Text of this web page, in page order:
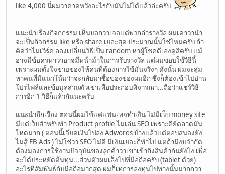
like 4,000 นี่ผมว่าคาดหวังอะไรกับมันไม่ได้แล้วล่ะครับ
แนะนำเรื่องกิจกกรรม เห็นบอกว่าเจอแต่พวกล่ารางวัล ผมเดาว่าน่า
จะเป็นกิจกรรม like หรือ share เยอะสุด ประมาณนั้นใช่ไหมครับ ถ้า
คิดว่าไม่เวิร์ค ลองเปลี่ยนวิธีเป็น random หาผู้โชคดีเองดูสิครับ แม้
อาจมีข้อครหาว่าอาจมีหน้าม้าในการรับรางวัล แต่ผมชอบใช้วิธีนี้
เพราะผมตั้งใจขายของให้คนที่ต้องการใช้มันจริงๆ ดังนั้น ผมจะสุ่ม
หาคนที่มีแนวโน้มว่าจะกลับมาซื้อของของผมอีก ซึ่งก็ต้องเข้าไปอ่าน
โปรไฟล์และข้อมูลส่วนตัวเขาเพื่อประกอบพิจารณา...ถือว่าแชร์วิธี
การอีก 1 วิธีก็แล้วกันนะครับ
แนะนำอีกเรื่อง ตอนนี้ผมใช้แค่แฟนเพจทำเงิน ไม่มีเว็บ money site
มีแต่เว็บสำหรับทำ Product profile ไม่เล่น SEO เพราะคีย์ตลาดมัน
โหดมาก ( ตอนนี้เจียดเงินไปลง Adwords บ้างแล้วแต่ตอบสนองยัง
ไม่สู้ FB Ads ) ไม่ใช่ว่า SEO ไม่ดี มีเงินเยอะก็ทำไป แต่ถ้ามีงบจำกัด
ต้องมองการใช้งานปัจจุบันของลูกค้าว่าเขาเข้าถึงสินค้ากันยังไง เพื่อ
จะได้ประหยัดต้นทุน...ส่วนตัวผมเล็งไปที่มือถือครับ (tablet ด้วย)
อะไรที่สัมพันธ์กับมือถือมากสุด ผมก็เทการลงทุนไปทางนั้นมากกว่า